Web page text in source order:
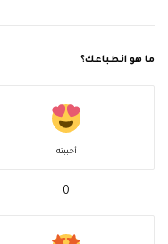
ما هو انطباعك؟
أحببته
0